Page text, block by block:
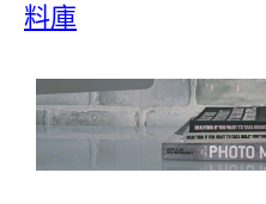
料庫